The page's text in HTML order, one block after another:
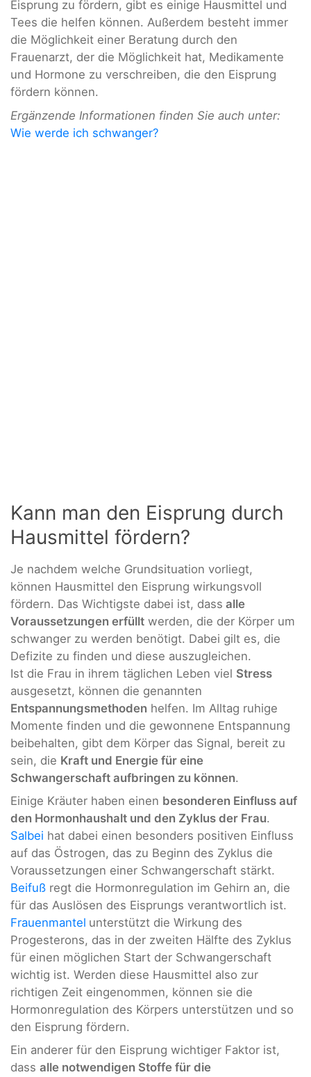
Eisprung zu fördern, gibt es einige Hausmittel und
Tees die helfen können. Außerdem besteht immer
die Möglichkeit einer Beratung durch den
Frauenarzt, der die Möglichkeit hat, Medikamente
und Hormone zu verschreiben, die den Eisprung
fördern können.
Ergänzende Informationen finden Sie auch unter:
Wie werde ich schwanger?
Kann man den Eisprung durch
Hausmittel fördern?
Je nachdem welche Grundsituation vorliegt,
können Hausmittel den Eisprung wirkungsvoll
fördern. Das Wichtigste dabei ist, dass alle
Voraussetzungen erfüllt werden, die der Körper um
schwanger zu werden benötigt. Dabei gilt es, die
Defizite zu finden und diese auszugleichen.
Ist die Frau in ihrem täglichen Leben viel Stress
ausgesetzt, können die genannten
Entspannungsmethoden helfen. Im Alltag ruhige
Momente finden und die gewonnene Entspannung
beibehalten, gibt dem Körper das Signal, bereit zu
sein, die Kraft und Energie für eine
Schwangerschaft aufbringen zu können.
Einige Kräuter haben einen besonderen Einfluss auf
den Hormonhaushalt und den Zyklus der Frau.
Salbei hat dabei einen besonders positiven Einfluss
auf das Östrogen, das zu Beginn des Zyklus die
Voraussetzungen einer Schwangerschaft stärkt.
Beifuß regt die Hormonregulation im Gehirn an, die
für das Auslösen des Eisprungs verantwortlich ist.
Frauenmantel unterstützt die Wirkung des
Progesterons, das in der zweiten Hälfte des Zyklus
für einen möglichen Start der Schwangerschaft
wichtig ist. Werden diese Hausmittel also zur
richtigen Zeit eingenommen, können sie die
Hormonregulation des Körpers unterstützen und so
den Eisprung fördern.
Ein anderer für den Eisprung wichtiger Faktor ist,
dass alle notwendigen Stoffe für die